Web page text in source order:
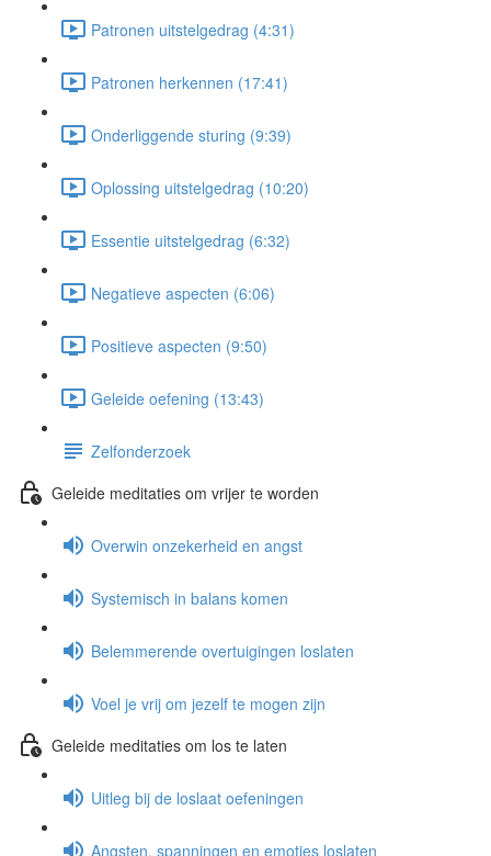
Patronen uitstelgedrag (4:31)
Patronen herkennen (17:41)
Onderliggende sturing (9:39)
Oplossing uitstelgedrag (10:20)
Essentie uitstelgedrag (6:32)
Negatieve aspecten (6:06)
Positieve aspecten (9:50)
Geleide oefening (13:43)
Zelfonderzoek
Geleide meditaties om vrijer te worden
Overwin onzekerheid en angst
Systemisch in balans komen
Belemmerende overtuigingen loslaten
Voel je vrij om jezelf te mogen zijn
Geleide meditaties om los te laten
Uitleg bij de loslaat oefeningen
Angsten, spanningen en emoties loslaten